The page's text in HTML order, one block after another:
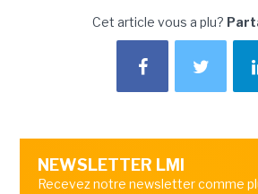
Cet article vous a plu?
NEWSLETTER LMI
Recevez notre newsletter comme